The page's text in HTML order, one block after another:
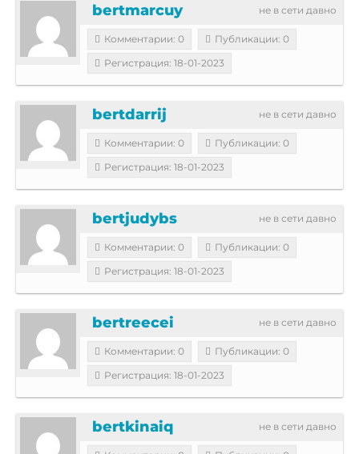
не в сети давно
bertmarcuy
Комментарии: 0
Публикации: 0
Регистрация: 18-01-2023
не в сети давно
bertdarrij
Комментарии: 0
Публикации: 0
Регистрация: 18-01-2023
не в сети давно
bertjudybs
Комментарии: 0
Публикации: 0
Регистрация: 18-01-2023
не в сети давно
bertreecei
Комментарии: 0
Публикации: 0
Регистрация: 18-01-2023
не в сети давно
bertkinaiq